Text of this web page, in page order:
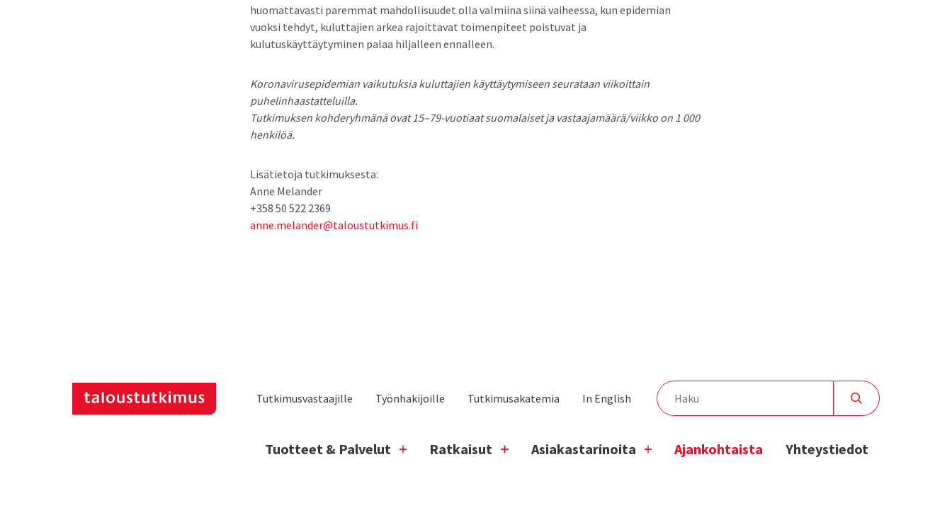
huomattavasti paremmat mahdollisuudet olla valmiina siinä vaiheessa, kun epidemian
vuoksi tehdyt, kuluttajien arkea rajoittavat toimenpiteet poistuvat ja
kulutuskäyttäytyminen palaa hiljalleen ennalleen.
Koronavirusepidemian vaikutuksia kuluttajien käyttäytymiseen seurataan viikoittain
puhelinhaastatteluilla.
Tutkimuksen kohderyhmänä ovat 15–79-vuotiaat suomalaiset ja vastaajamäärä/viikko on 1 000
henkilöä.
Lisätietoja tutkimuksesta:
Anne Melander
+358 50 522 2369
anne.melander@taloustutkimus.fi
Tutkimusvastaajille Työnhakijoille Tutkimusakatemia In English
Tuotteet & Palvelut Ratkaisut Asiakastarinoita Ajankohtaista Yhteystiedot